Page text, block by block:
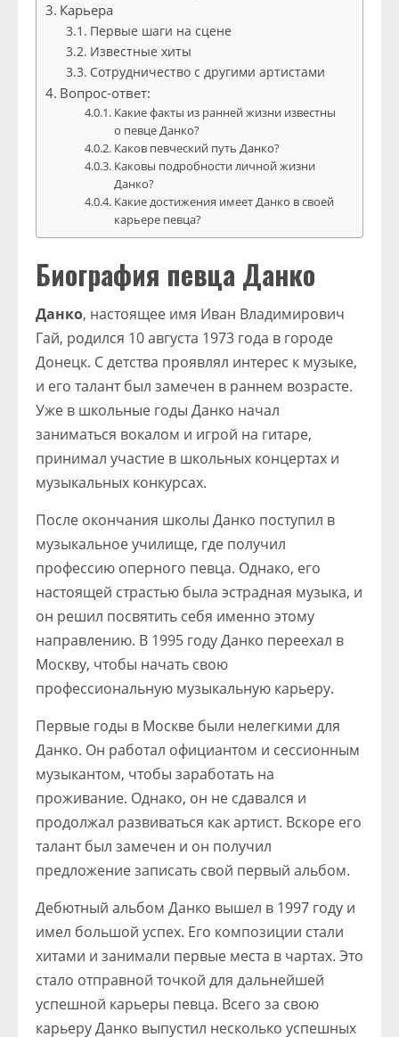
Карьера
Первые шаги на сцене
Известные хиты
Сотрудничество с другими артистами
Вопрос-ответ:
Какие факты из ранней жизни известны
о певце Данко?
Каков певческий путь Данко?
Каковы подробности личной жизни
Данко?
Какие достижения имеет Данко в своей
карьере певца?
Биография певца Данко
Данко, настоящее имя Иван Владимирович
Гай, родился 10 августа 1973 года в городе
Донецк. С детства проявлял интерес к музыке,
и его талант был замечен в раннем возрасте.
Уже в школьные годы Данко начал
заниматься вокалом и игрой на гитаре,
принимал участие в школьных концертах и
музыкальных конкурсах.
После окончания школы Данко поступил в
музыкальное училище, где получил
профессию оперного певца. Однако, его
настоящей страстью была эстрадная музыка, и
он решил посвятить себя именно этому
направлению. В 1995 году Данко переехал в
Москву, чтобы начать свою
профессиональную музыкальную карьеру.
Первые годы в Москве были нелегкими для
Данко. Он работал официантом и сессионным
музыкантом, чтобы заработать на
проживание. Однако, он не сдавался и
продолжал развиваться как артист. Вскоре его
талант был замечен и он получил
предложение записать свой первый альбом.
Дебютный альбом Данко вышел в 1997 году и
имел большой успех. Его композиции стали
хитами и занимали первые места в чартах. Это
стало отправной точкой для дальнейшей
успешной карьеры певца. Всего за свою
карьеру Данко выпустил несколько успешных